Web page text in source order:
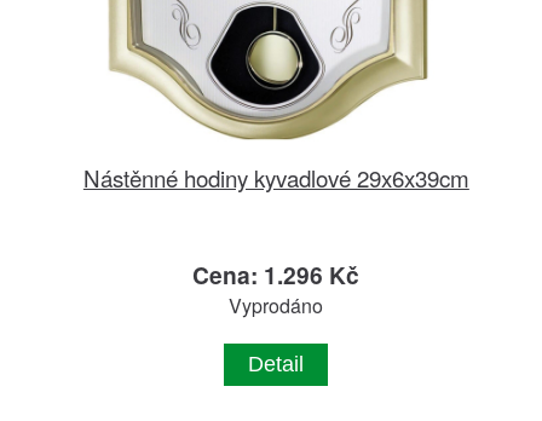
Nástěnné hodiny kyvadlové 29x6x39cm
Cena: 1.296 Kč
Vyprodáno
Detail